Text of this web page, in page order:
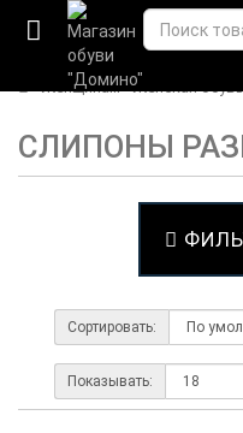
Женщинам Женская обувь
СЛИПОНЫ
Сортировать:
Показывать: